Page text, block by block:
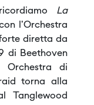
La
l'Orchestra
diretta da
di Beethoven
di
torna alla
Tanglewood